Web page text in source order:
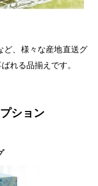
ど、様々な産地直送グ
れる品揃えです。
ション